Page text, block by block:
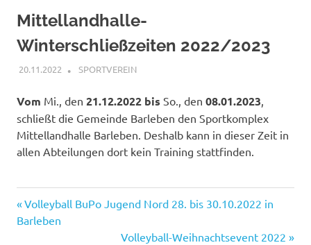
Mittellandhalle-
Winterschließzeiten 2022/2023
20.11.2022 PETER SCHREIBER
SPORTVEREIN
Vom Mi., den 21.12.2022 bis So., den 08.01.2023,
schließt die Gemeinde Barleben den Sportkomplex
Mittellandhalle Barleben. Deshalb kann in dieser Zeit in
allen Abteilungen dort kein Training stattfinden.
Beitrags-
Vorheriger
Beitrag:
Volleyball BuPo Jugend Nord 28. bis 30.10.2022 in
Barleben
Nächster
Volleyball-Weihnachtsevent 2022